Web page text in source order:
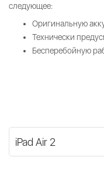
следующее:
Оригинальную
Технически
Бесперебойную